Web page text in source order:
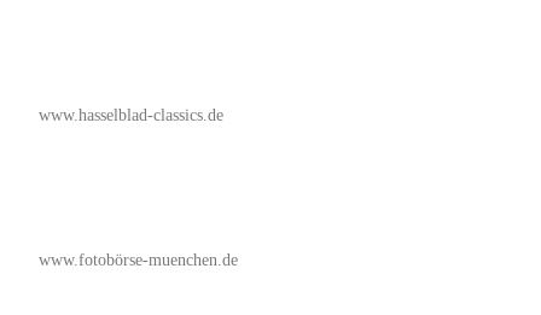
www.hasselblad-classics.de
www.fotobörse-muenchen.de